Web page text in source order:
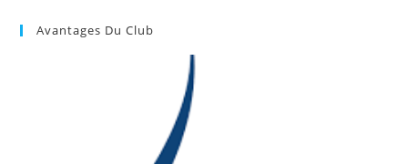
Avantages Du Club